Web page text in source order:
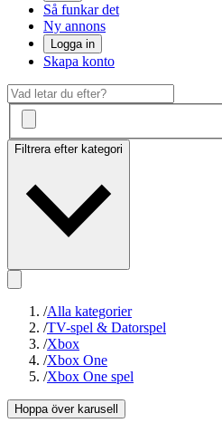
Så funkar det
Ny annons
Logga in
Skapa konto
Filtrera efter kategori
/Alla kategorier
/TV-spel & Datorspel
/Xbox
/Xbox One
/Xbox One spel
Hoppa över karusell